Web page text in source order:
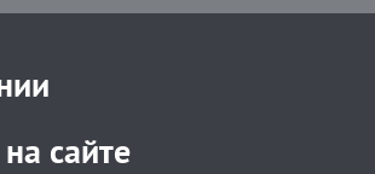
сайте